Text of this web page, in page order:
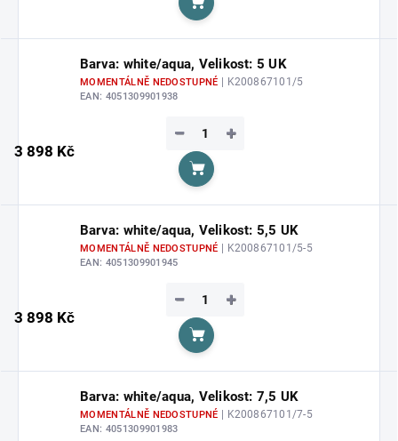
Do košíku
Barva: white/aqua, Velikost: 5 UK
MOMENTÁLNĚ NEDOSTUPNÉ | K200867101/5
EAN: 4051309901938
3 898 Kč
+
−
Do košíku
Barva: white/aqua, Velikost: 5,5 UK
MOMENTÁLNĚ NEDOSTUPNÉ | K200867101/5-5
EAN: 4051309901945
3 898 Kč
+
−
Do košíku
Barva: white/aqua, Velikost: 7,5 UK
MOMENTÁLNĚ NEDOSTUPNÉ | K200867101/7-5
EAN: 4051309901983